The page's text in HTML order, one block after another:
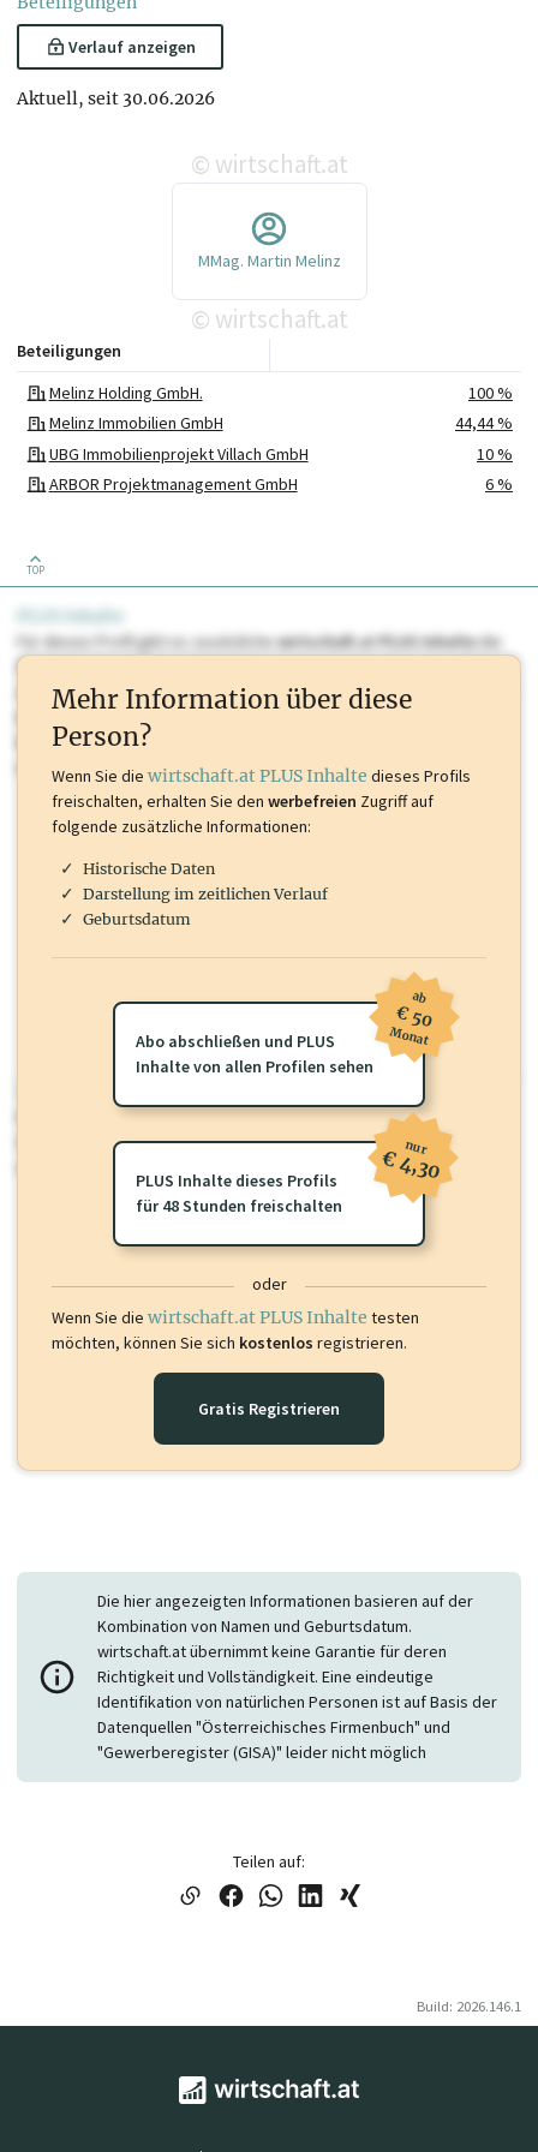
UBG Prinzersdorf
GmbH
Geschäftsführer/in
Abwickler/in /
Liquidator/in
Verlauf anzeigen
Aktuell, seit 30.06.2026
© wirtschaft.at
MMag. Martin Melinz
© wirtschaft.at
Melinz Holding GmbH.
100 %
Melinz Immobilien GmbH
44,44 %
UBG Immobilienprojekt Villach GmbH
10 %
ARBOR Projektmanagement GmbH
6 %
Beteiligungen
TOP
PLUS Inhalte
Für dieses Profil gibt es zusätzlichewirtschaft.at PLUS Inhaltedie
Sie momentan nicht einsehen können. Schalten Sie dieses Profil frei
oder loggen Sie sich ein um diese Inhalte zu sehen. wirtschaft.at PLUS
Marken, Patente, Rechtstatsachen, OTS-Aussendungen, und viele
mehr.
Für dieses Profil gibt es zusätzlichewirtschaft.at PLUS Inhalte
Sie momentan nicht einsehen können. Schalten Sie dieses Profil frei
oder loggen Sie sich ein um diese Inhalte zu sehen.
Mehr Information über diese
Person?
Wenn Sie die wirtschaft.at PLUS Inhalte dieses Profils
freischalten, erhalten Sie den werbefreien Zugriff auf
folgende zusätzliche Informationen:
Historische Daten
Darstellung im zeitlichen Verlauf
Geburtsdatum
Abo abschließen und PLUS
Inhalte von allen Profilen sehen
ab
€ 50
Monat
PLUS Inhalte dieses Profils
für 48 Stunden freischalten
nur
€ 4,30
oder
Wenn Sie die wirtschaft.at PLUS Inhalte testen
möchten, können Sie sich kostenlos registrieren.
Gratis Registrieren
Die hier angezeigten Informationen basieren auf der
Kombination von Namen und Geburtsdatum.
wirtschaft.at übernimmt keine Garantie für deren
Richtigkeit und Vollständigkeit. Eine eindeutige
Identifikation von natürlichen Personen ist auf Basis der
Datenquellen "Österreichisches Firmenbuch" und
"Gewerberegister (GISA)" leider nicht möglich
Teilen auf:
Build: 2026.146.1